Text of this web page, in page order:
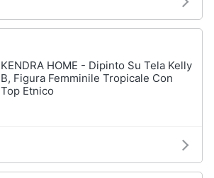
KENDRA HOME - Dipinto Su Tela Kelly
B, Figura Femminile Tropicale Con
Top Etnico